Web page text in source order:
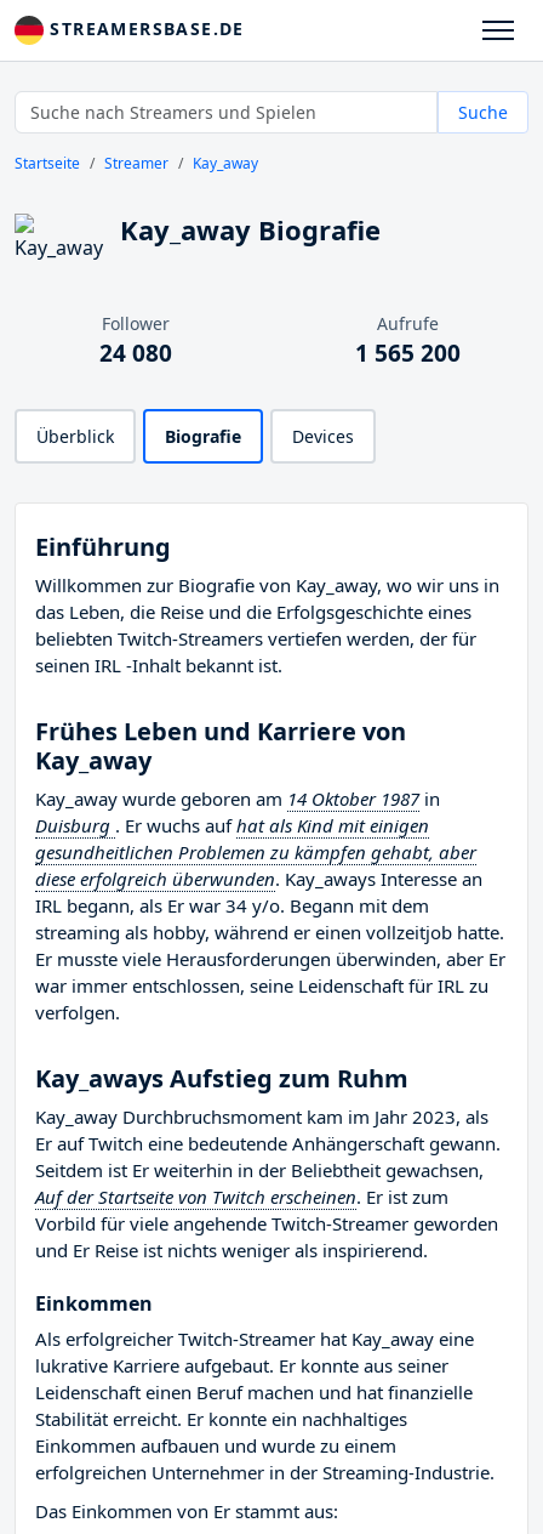
STREAMERSBASE.DE
Suche
Startseite Streamer Kay_away
Kay_away Biografie
Follower
24 080
Aufrufe
1 565 200
Überblick Biografie Devices
Einführung
Willkommen zur Biografie von Kay_away, wo wir uns in
das Leben, die Reise und die Erfolgsgeschichte eines
beliebten Twitch-Streamers vertiefen werden, der für
seinen IRL -Inhalt bekannt ist.
Frühes Leben und Karriere von
Kay_away
Kay_away wurde geboren am 14 Oktober 1987in
Duisburg . Er wuchs aufhat als Kind mit einigen
gesundheitlichen Problemen zu kämpfen gehabt, aber
diese erfolgreich überwunden. Kay_aways Interesse an
IRL begann, als Er war 34 y/o. Begann mit dem
streaming als hobby, während er einen vollzeitjob hatte.
Er musste viele Herausforderungen überwinden, aber Er
war immer entschlossen, seine Leidenschaft für IRL zu
verfolgen.
Kay_aways Aufstieg zum Ruhm
Kay_away Durchbruchsmoment kam im Jahr 2023, als
Er auf Twitch eine bedeutende Anhängerschaft gewann.
Seitdem ist Er weiterhin in der Beliebtheit gewachsen,
Auf der Startseite von Twitch erscheinen. Er ist zum
Vorbild für viele angehende Twitch-Streamer geworden
und Er Reise ist nichts weniger als inspirierend.
Einkommen
Als erfolgreicher Twitch-Streamer hat Kay_away eine
lukrative Karriere aufgebaut. Er konnte aus seiner
Leidenschaft einen Beruf machen und hat finanzielle
Stabilität erreicht. Er konnte ein nachhaltiges
Einkommen aufbauen und wurde zu einem
erfolgreichen Unternehmer in der Streaming-Industrie.
Das Einkommen von Er stammt aus: